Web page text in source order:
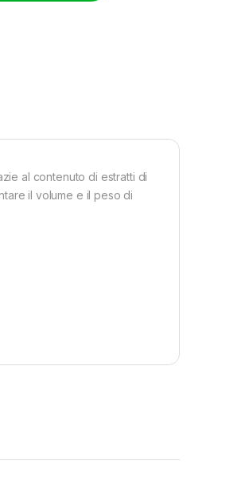
al contenuto di estratti di
il volume e il peso di